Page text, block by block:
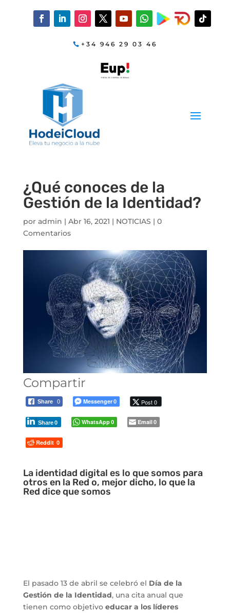
+34 946 29 03 46
¿Qué conoces de la
Gestión de la Identidad?
por admin | Abr 16, 2021 | NOTICIAS | 0
Comentarios
Compartir
Share 0 Messenger0 Post 0
Share0 WhatsApp0 Email0
Reddit 0
La identidad digital es lo que somos para
otros en la Red o, mejor dicho, lo que la
Red dice que somos
El pasado 13 de abril se celebró el Día de la
Gestión de la Identidad, una cita anual que
tienen como objetivoeducar a los líderes